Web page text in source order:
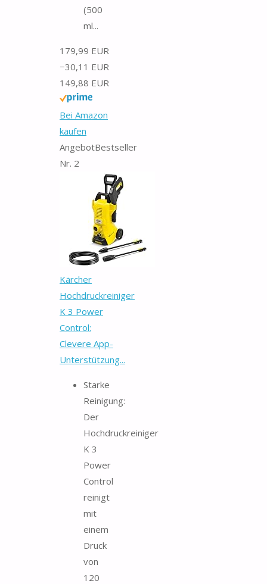
(500
ml...
179,99 EUR
−30,11 EUR
149,88 EUR
Bei Amazon
kaufen
AngebotBestseller
Nr. 2
Kärcher
Hochdruckreiniger
K 3 Power
Control:
Clevere App-
Unterstützung...
Starke
Reinigung:
Der
Hochdruckreiniger
K 3
Power
Control
reinigt
mit
einem
Druck
von
120